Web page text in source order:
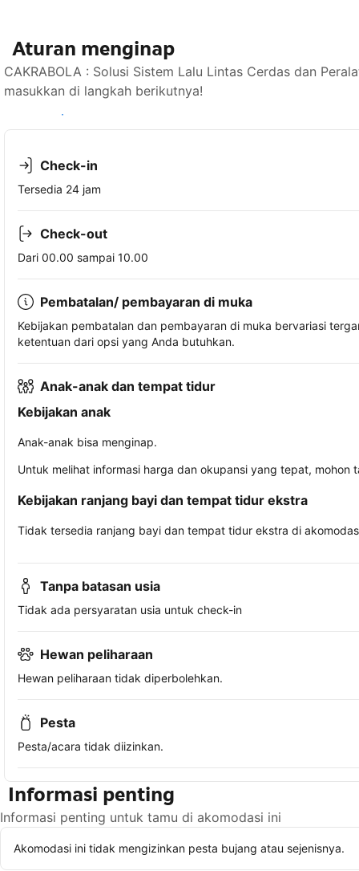
Aturan menginap
CAKRABOLA : Solusi Sistem Lalu Lintas Cerdas dan
masukkan di langkah berikutnya!
Lihat ketersediaan
Check-in
Tersedia 24 jam
Check-out
Dari 00.00 sampai 10.00
Pembatalan/ pembayaran di muka
Kebijakan pembatalan dan pembayaran di muka bervariasi
ketentuan dari opsi yang Anda butuhkan.
Anak-anak dan tempat tidur
Kebijakan anak
Anak-anak bisa menginap.
Untuk melihat informasi harga dan okupansi yang tepat,
Kebijakan ranjang bayi dan tempat tidur ekstra
Tidak tersedia ranjang bayi dan tempat tidur ekstra di
Tanpa batasan usia
Tidak ada persyaratan usia untuk check-in
Hewan peliharaan
Hewan peliharaan tidak diperbolehkan.
Pesta
Pesta/acara tidak diizinkan.
Informasi penting
Informasi penting untuk tamu di akomodasi ini
Akomodasi ini tidak mengizinkan pesta bujang atau sejenisnya.